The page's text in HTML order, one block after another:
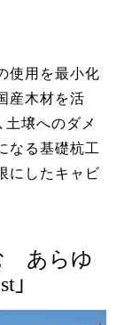
使用を最小化
産木材を活
土壌へのダメ
なる基礎杭工
にしたキャビ
あらゆ